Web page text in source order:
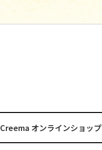
Creema オンラインショップ